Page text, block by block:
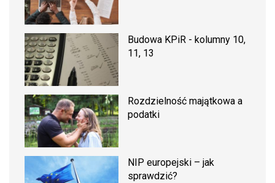
Budowa KPiR - kolumny 10,
11, 13
Rozdzielność majątkowa a
podatki
NIP europejski – jak
sprawdzić?